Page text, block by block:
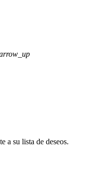
a su lista de deseos.